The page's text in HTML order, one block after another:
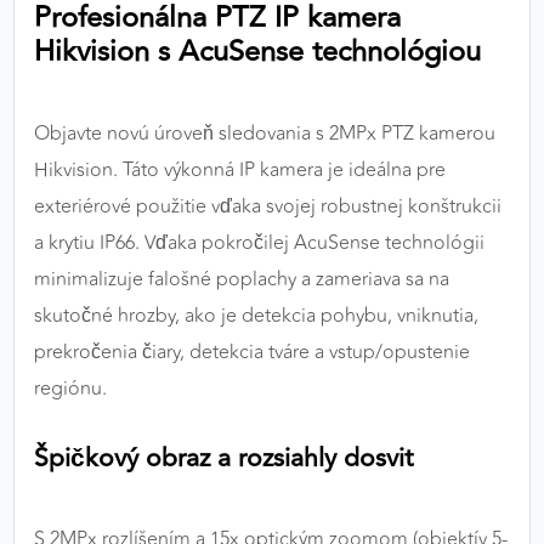
Profesionálna PTZ IP kamera
Hikvision s AcuSense technológiou
Objavte novú úroveň sledovania s 2MPx PTZ kamerou
Hikvision. Táto výkonná IP kamera je ideálna pre
exteriérové použitie vďaka svojej robustnej konštrukcii
a krytiu IP66. Vďaka pokročilej AcuSense technológii
minimalizuje falošné poplachy a zameriava sa na
skutočné hrozby, ako je detekcia pohybu, vniknutia,
prekročenia čiary, detekcia tváre a vstup/opustenie
regiónu.
Špičkový obraz a rozsiahly dosvit
výkon a funkčnosť našich stránok.
Poskytovateľ: Google
MARKETINGOVÉ COOKIES
správania používateľov naprieč webovými
stránkami. Umožňujú nám a našim partnerom
zobrazovať cielenú a relevantnú reklamu, a to na
našom webe aj v reklamných sieťach tretích strán.